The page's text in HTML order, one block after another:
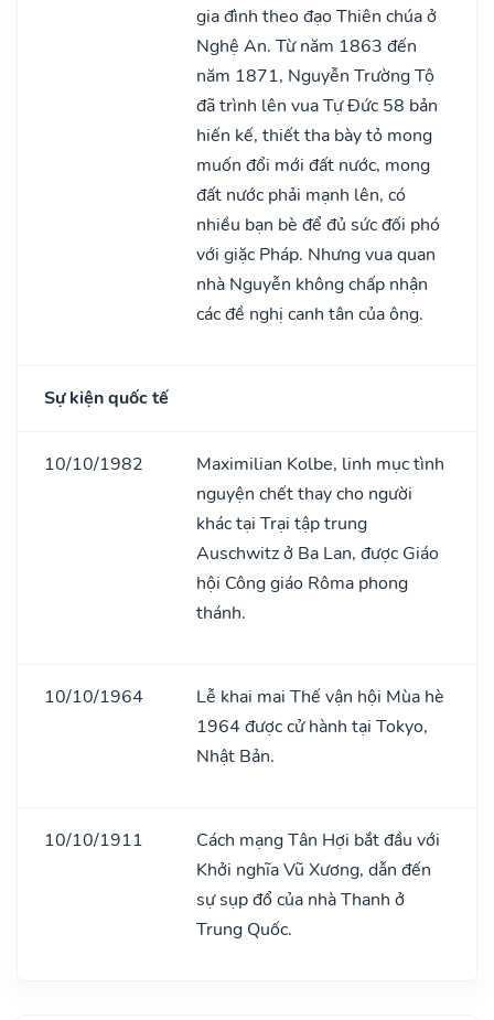
gia đình theo đạo Thiên chúa ở
Nghệ An. Từ năm 1863 đến
năm 1871, Nguyễn Trường Tộ
đã trình lên vua Tự Đức 58 bản
hiến kế, thiết tha bày tỏ mong
muốn đổi mới đất nước, mong
đất nước phải mạnh lên, có
nhiều bạn bè để đủ sức đối phó
với giặc Pháp. Nhưng vua quan
nhà Nguyễn không chấp nhận
các đề nghị canh tân của ông.
Sự kiện quốc tế
10/10/1982
Maximilian Kolbe, linh mục tình
nguyện chết thay cho người
khác tại Trại tập trung
Auschwitz ở Ba Lan, được Giáo
hội Công giáo Rôma phong
thánh.
10/10/1964
Lễ khai mai Thế vận hội Mùa hè
1964 được cử hành tại Tokyo,
Nhật Bản.
10/10/1911
Cách mạng Tân Hợi bắt đầu với
Khởi nghĩa Vũ Xương, dẫn đến
sự sụp đổ của nhà Thanh ở
Trung Quốc.